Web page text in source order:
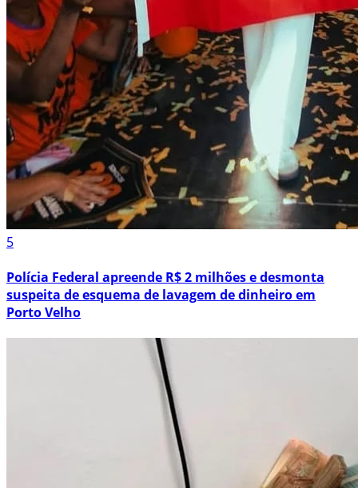
5
Polícia Federal apreende R$ 2 milhões e desmonta
suspeita de esquema de lavagem de dinheiro em
Porto Velho